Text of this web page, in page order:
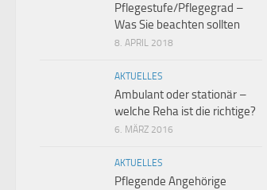
Pflegestufe/Pflegegrad –
Was Sie beachten sollten
8. APRIL 2018
AKTUELLES
Ambulant oder stationär –
welche Reha ist die richtige?
6. MÄRZ 2016
AKTUELLES
Pflegende Angehörige